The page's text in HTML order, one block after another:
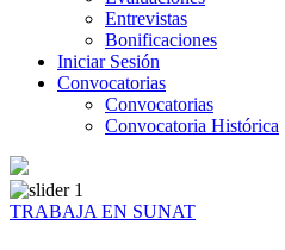
Entrevistas
Bonificaciones
Iniciar Sesión
Convocatorias
Convocatorias
Convocatoria Histórica
TRABAJA EN SUNAT